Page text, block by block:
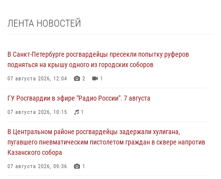
ЛЕНТА НОВОСТЕЙ
В Санкт-Петербурге росгвардейцы пресекли попытку руферов
подняться на крышу одного из городских соборов
07 августа 2026, 12:04 2 1
ГУ Росгвардии в эфире "Радио России". 7 августа
07 августа 2026, 10:15 1
В Центральном районе росгвардейцы задержали хулигана,
пугавшего пневматическим пистолетом граждан в сквере напротив
Казанского собора
07 августа 2026, 09:36 1